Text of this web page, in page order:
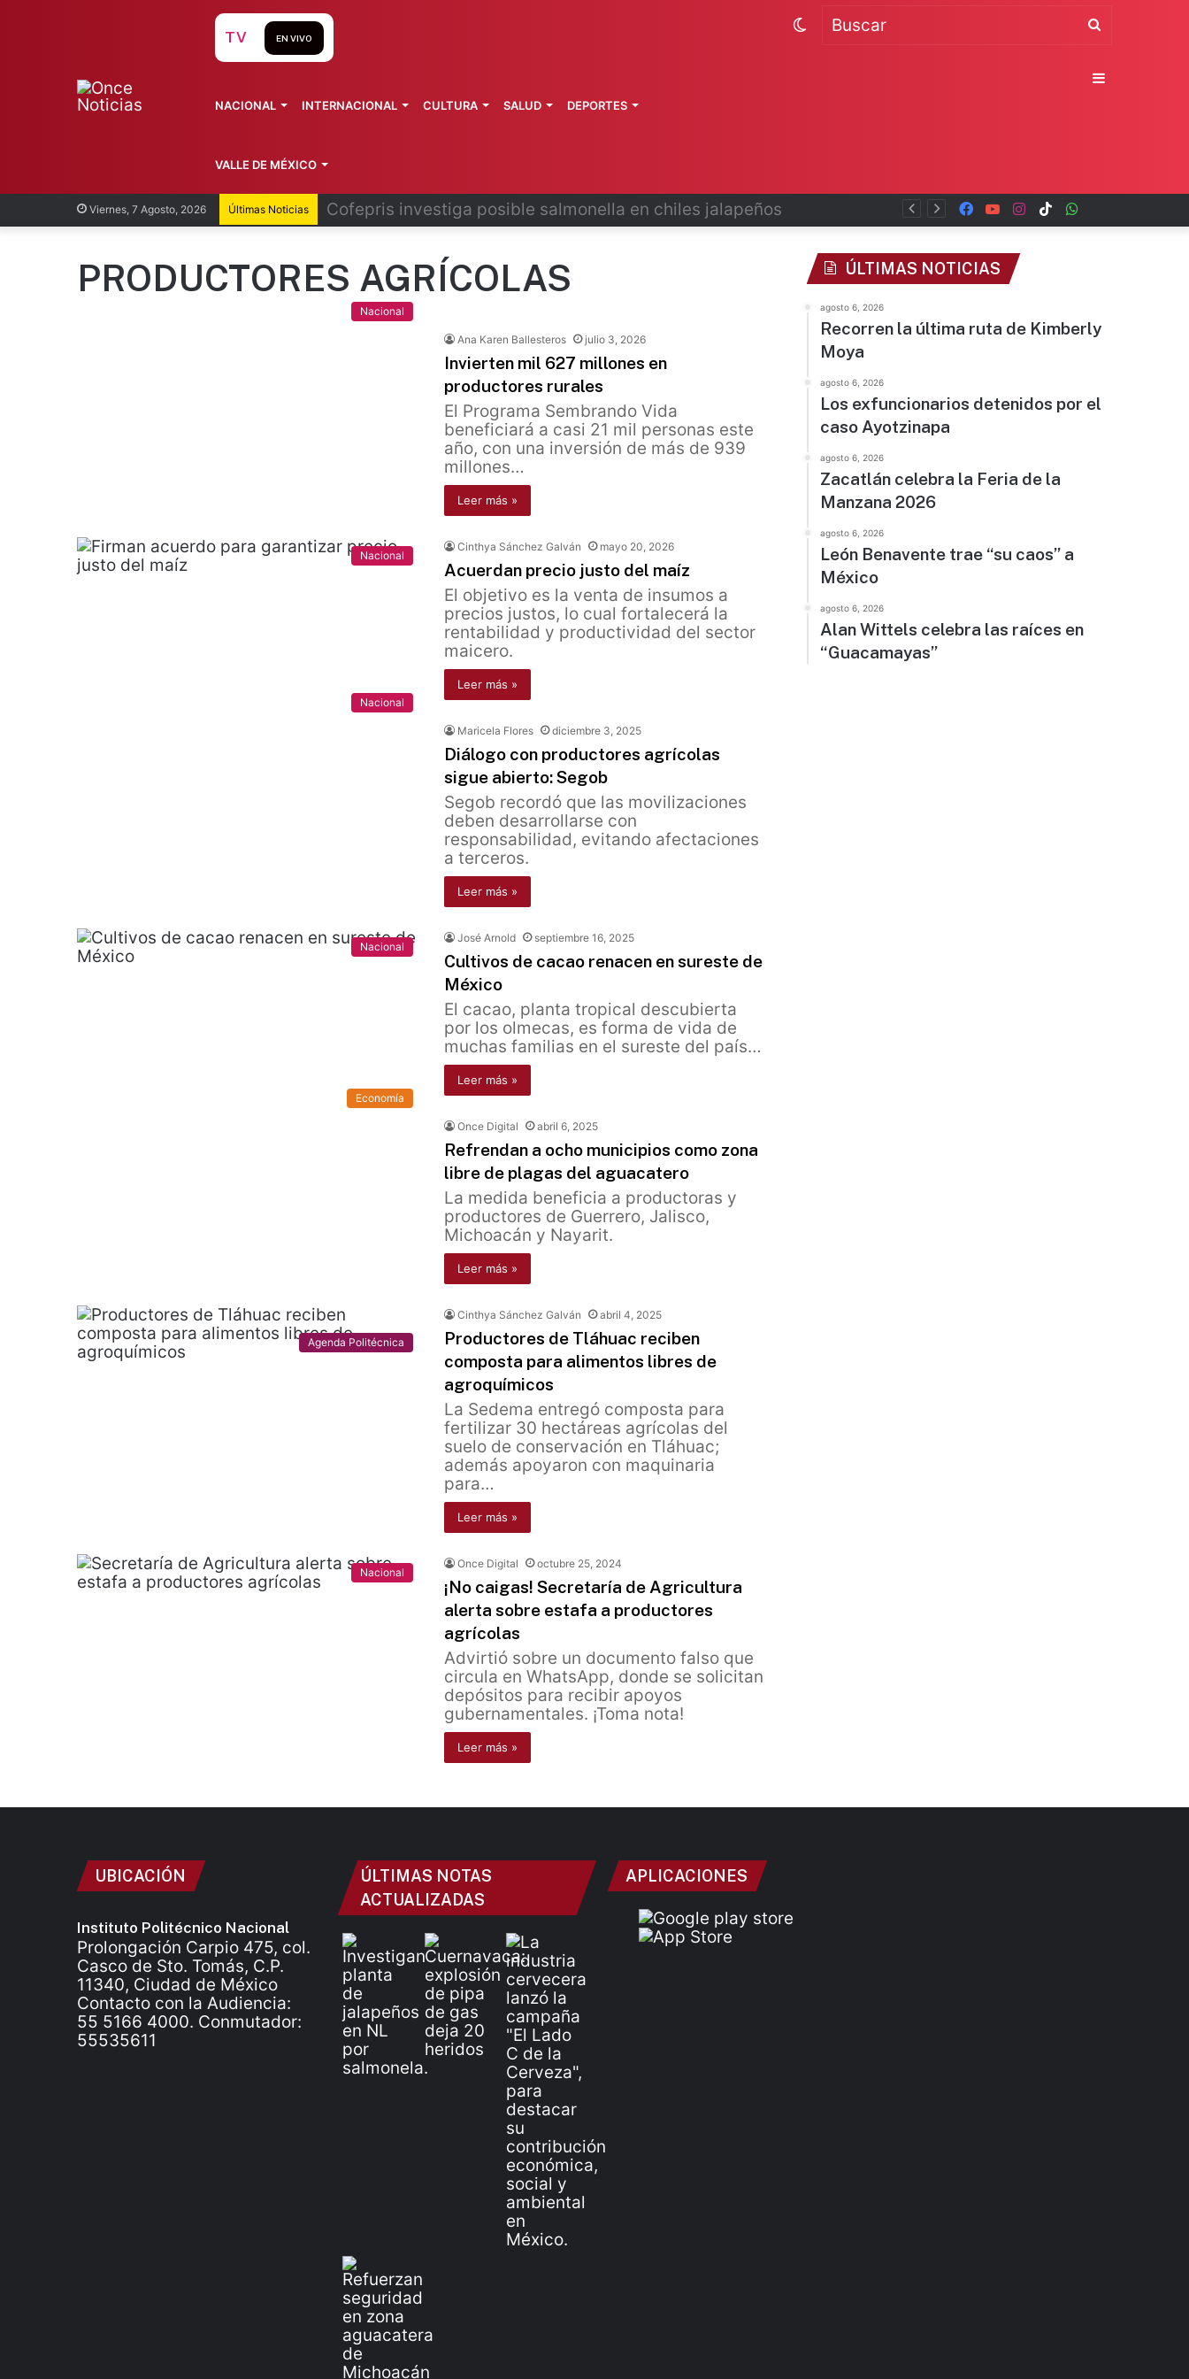
Viernes, 7 Agosto, 2026 Últimas Noticias Recorren la última ruta de Kimberly Moya TikTok
Instagram
YouTube
Facebook
TV EN VIVO
NACIONAL INTERNACIONAL CULTURA SALUD DEPORTES
VALLE DE MÉXICO
Switch
PRODUCTORES AGRÍCOLAS
Nacional
Ana Karen Ballesteros julio 3, 2026
Invierten mil 627 millones en
productores rurales
El Programa Sembrando Vida
beneficiará a casi 21 mil personas este
año, con una inversión de más de 939
millones…
Leer más »
Nacional
Cinthya Sánchez Galván mayo 20, 2026
Acuerdan precio justo del maíz
El objetivo es la venta de insumos a
precios justos, lo cual fortalecerá la
rentabilidad y productividad del sector
maicero.
Leer más »
Nacional
Maricela Flores diciembre 3, 2025
Diálogo con productores agrícolas
sigue abierto: Segob
Segob recordó que las movilizaciones
deben desarrollarse con
responsabilidad, evitando afectaciones
a terceros.
Leer más »
Nacional
José Arnold septiembre 16, 2025
Cultivos de cacao renacen en sureste de
México
El cacao, planta tropical descubierta
por los olmecas, es forma de vida de
muchas familias en el sureste del país…
Leer más »
Economía
Once Digital abril 6, 2025
Refrendan a ocho municipios como zona
libre de plagas del aguacatero
La medida beneficia a productoras y
productores de Guerrero, Jalisco,
Michoacán y Nayarit.
Leer más »
Agenda Politécnica
Cinthya Sánchez Galván abril 4, 2025
Productores de Tláhuac reciben
composta para alimentos libres de
agroquímicos
La Sedema entregó composta para
fertilizar 30 hectáreas agrícolas del
suelo de conservación en Tláhuac;
además apoyaron con maquinaria
para…
Leer más »
Nacional
Once Digital octubre 25, 2024
¡No caigas! Secretaría de Agricultura
alerta sobre estafa a productores
agrícolas
Advirtió sobre un documento falso que
circula en WhatsApp, donde se solicitan
depósitos para recibir apoyos
gubernamentales. ¡Toma nota!
Leer más »
ÚLTIMAS NOTICIAS
agosto 6, 2026
Recorren la última ruta de Kimberly
Moya
agosto 6, 2026
Los exfuncionarios detenidos por el
caso Ayotzinapa
agosto 6, 2026
Zacatlán celebra la Feria de la
Manzana 2026
agosto 6, 2026
León Benavente trae “su caos” a
México
agosto 6, 2026
Alan Wittels celebra las raíces en
“Guacamayas”
UBICACIÓN
Instituto Politécnico Nacional
Prolongación Carpio 475, col.
Casco de Sto. Tomás, C.P.
11340, Ciudad de México
Contacto con la Audiencia:
55 5166 4000. Conmutador:
55535611
ÚLTIMAS NOTAS
ACTUALIZADAS
APLICACIONES